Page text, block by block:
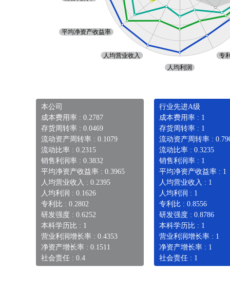
本公司
成本费用率 : 0.2787
存货周转率 : 0.0469
流动资产周转率 : 0.1079
流动比率 : 0.2315
销售利润率 : 0.3832
平均净资产收益率 : 0.3965
人均营业收入 : 0.2395
人均利润 : 0.1626
专利比 : 0.2802
研发强度 : 0.6252
本科学历比 : 1
营业利润增长率 : 0.4353
净资产增长率 : 0.1511
社会责任 : 0.4
行业先进A级
成本费用率 : 1
存货周转率 : 1
流动资产周转率 :
流动比率 : 0.3235
销售利润率 : 1
平均净资产收益率 : 1
人均营业收入 : 1
人均利润 : 1
专利比 : 0.8556
研发强度 : 0.8786
本科学历比 : 1
营业利润增长率 : 1
净资产增长率 : 1
社会责任 : 1